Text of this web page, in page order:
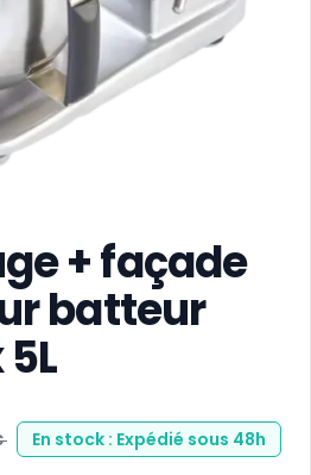
+ façade
batteur
En stock : Expédié sous 48h